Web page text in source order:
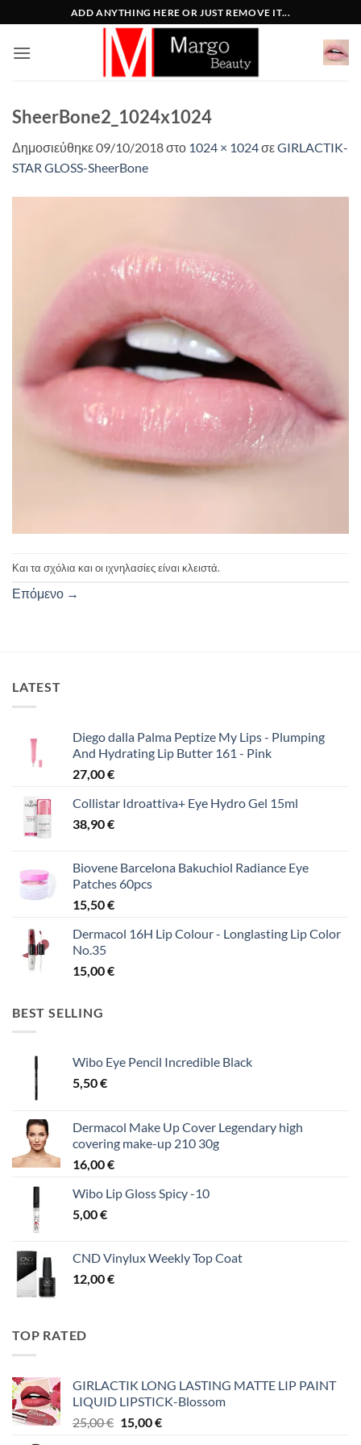
στο
περιεχόμενο
ADD ANYTHING HERE OR JUST REMOVE IT...
SheerBone2_1024x1024
Δημοσιεύθηκε09/10/2018στο 1024 × 1024σεGIRLACTIK-
STAR GLOSS-SheerBone
Και τα σχόλια και οι ιχνηλασίες είναι κλειστά.
Επόμενο →
LATEST
Diego dalla Palma Peptize My Lips - Plumping
And Hydrating Lip Butter 161 - Pink
27,00€
Collistar Idroattiva+ Eye Hydro Gel 15ml
38,90€
Biovene Barcelona Bakuchiol Radiance Eye
Patches 60pcs
15,50€
Dermacol 16H Lip Colour - Longlasting Lip Color
No.35
15,00€
BEST SELLING
Wibo Eye Pencil Incredible Black
5,50€
Dermacol Make Up Cover Legendary high
covering make-up 210 30g
16,00€
Wibo Lip Gloss Spicy -10
5,00€
CND Vinylux Weekly Top Coat
12,00€
TOP RATED
GIRLACTIK LONG LASTING MATTE LIP PAINT
LIQUID LIPSTICK-Blossom
25,00€ Original
15,00€Η